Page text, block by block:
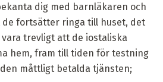
dig med barnläkaren och
de fortsätter ringa till huset, det
trevligt att de iostaliska
hem, fram till tiden för testning
måttligt betalda tjänsten;